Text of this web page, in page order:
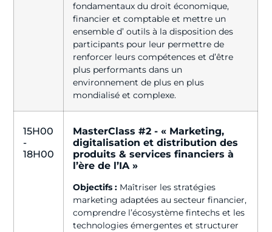
fondamentaux du droit économique,
financier et comptable et mettre un
ensemble d’ outils à la disposition des
participants pour leur permettre de
renforcer leurs compétences et d’être
plus performants dans un
environnement de plus en plus
mondialisé et complexe.
15H00
-
18H00
MasterClass #2 - « Marketing,
digitalisation et distribution des
produits & services financiers à
l’ère de l’IA »
Objectifs : Maîtriser les stratégies
marketing adaptées au secteur financier,
comprendre l’écosystème fintechs et les
technologies émergentes et structurer